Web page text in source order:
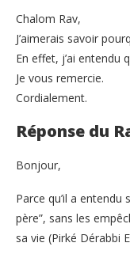
Chalom Rav,
J’aimerais savoir
En effet, j’ai entendu
Je vous remercie.
Cordialement.
Réponse du
Bonjour,
Parce qu’il a
père”, sans les
sa vie (Pirké Dérabbi